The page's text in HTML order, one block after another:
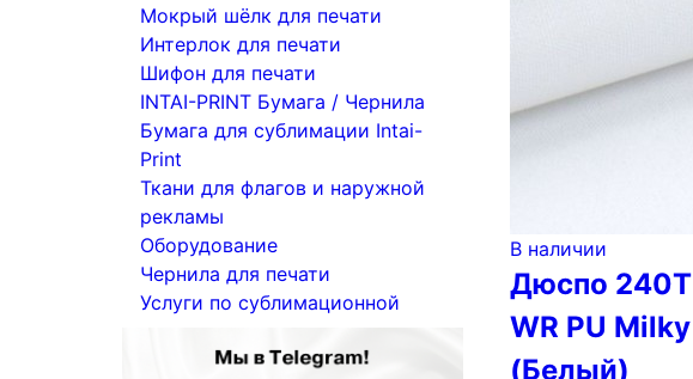
Мокрый шёлк для печати
Интерлок для печати
Шифон для печати
INTAI-PRINT Бумага / Чернила
Бумага для сублимации Intai-
Print
Ткани для флагов и наружной
рекламы
Оборудование
Чернила для печати
Услуги по сублимационной
В наличии
Дюспо 240Т
WR PU Milky
(Белый)